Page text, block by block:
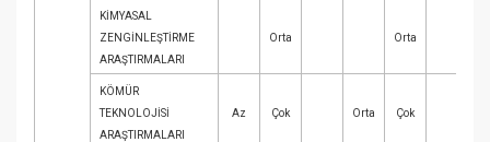
KİMYASAL
ZENGİNLEŞTİRME
ARAŞTIRMALARI
Orta Orta
KÖMÜR
TEKNOLOJİSİ
ARAŞTIRMALARI
Az Çok Orta Çok